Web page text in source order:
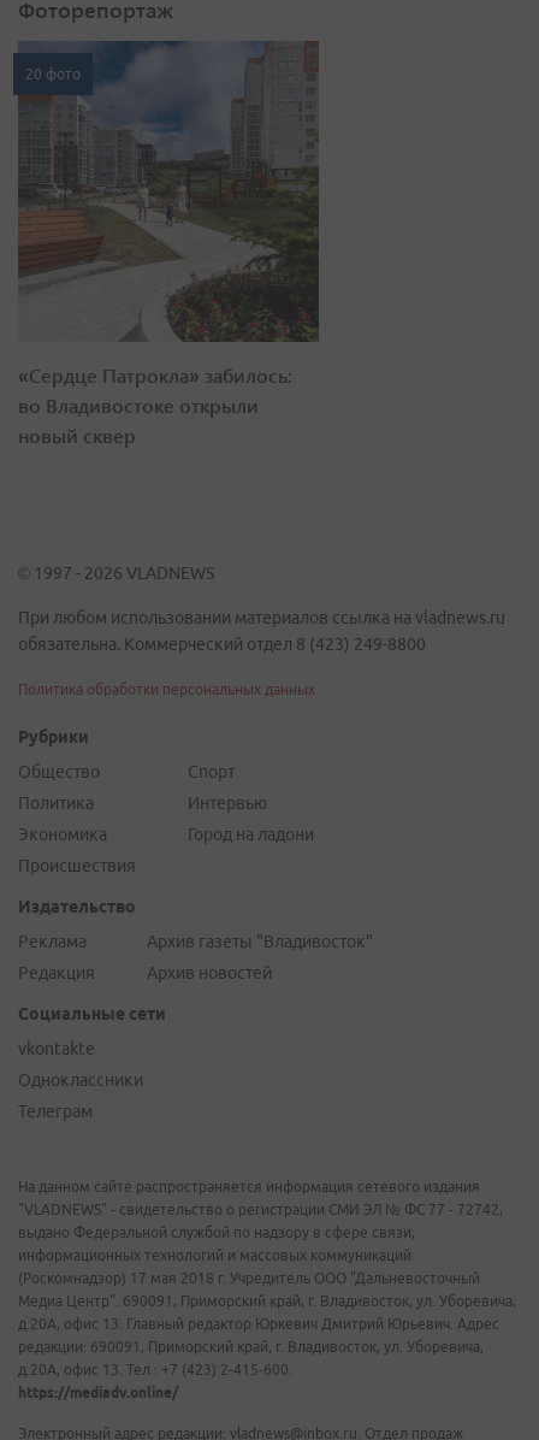
Фоторепортаж
20 фото
«Сердце Патрокла» забилось:
во Владивостоке открыли
новый сквер
© 1997 - 2026 VLADNEWS
При любом использовании материалов ссылка на vladnews.ru
обязательна. Коммерческий отдел 8 (423) 249-8800
Политика обработки персональных данных
Рубрики
Общество
Политика
Экономика
Происшествия
Спорт
Интервью
Город на ладони
Издательство
Реклама
Редакция
Архив газеты "Владивосток"
Архив новостей
Социальные сети
vkontakte
Одноклассники
Телеграм
На данном сайте распространяется информация сетевого издания
"VLADNEWS" - свидетельство о регистрации СМИ ЭЛ № ФС 77 - 72742,
выдано Федеральной службой по надзору в сфере связи,
информационных технологий и массовых коммуникаций
(Роскомнадзор) 17 мая 2018 г. Учредитель ООО "Дальневосточный
Медиа Центр". 690091, Приморский край, г. Владивосток, ул. Уборевича,
д.20А, офис 13. Главный редактор Юркевич Дмитрий Юрьевич. Адрес
редакции: 690091, Приморский край, г. Владивосток, ул. Уборевича,
д.20А, офис 13. Тел.: +7 (423) 2-415-600.
https://mediadv.online/
Электронный адрес редакции: vladnews@inbox.ru. Отдел продаж